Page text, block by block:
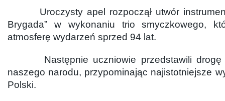
Uroczysty apel rozpoczął utwór
Brygada” w wykonaniu trio smyczkowego,
atmosferę wydarzeń sprzed 94 lat.
Następnie uczniowie przedstawili drogę
naszego narodu, przypominając najistotniejsze
Polski.